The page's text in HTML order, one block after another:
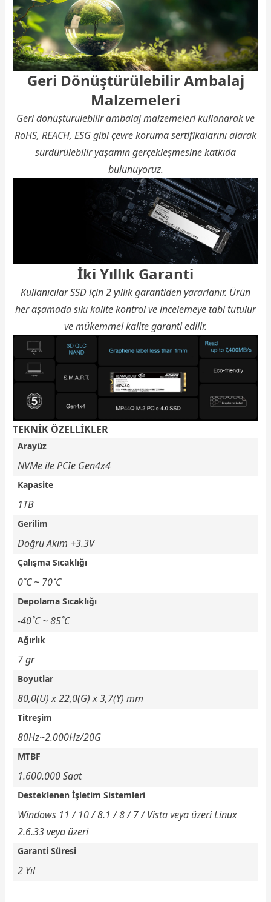
Geri Dönüştürülebilir Ambalaj
Malzemeleri
Geri dönüştürülebilir ambalaj malzemeleri kullanarak ve
RoHS, REACH, ESG gibi çevre koruma sertifikalarını alarak
sürdürülebilir yaşamın gerçekleşmesine katkıda
bulunuyoruz.
İki Yıllık Garanti
Kullanıcılar SSD için 2 yıllık garantiden yararlanır. Ürün
her aşamada sıkı kalite kontrol ve incelemeye tabi tutulur
ve mükemmel kalite garanti edilir.
TEKNİK ÖZELLİKLER
Arayüz
NVMe ile PCIe Gen4x4
Kapasite
1TB
Gerilim
Doğru Akım +3.3V
Çalışma Sıcaklığı
0˚C ~ 70˚C
Depolama Sıcaklığı
-40˚C ~ 85˚C
Ağırlık
7 gr
Boyutlar
80,0(U) x 22,0(G) x 3,7(Y) mm
Titreşim
80Hz~2.000Hz/20G
MTBF
1.600.000 Saat
Desteklenen İşletim Sistemleri
Windows 11 / 10 / 8.1 / 8 / 7 / Vista veya üzeri Linux
2.6.33 veya üzeri
Garanti Süresi
2 Yıl